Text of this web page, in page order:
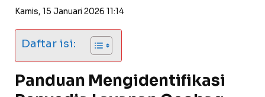
Kamis, 15 Januari 2026 11:14
Daftar isi:
Panduan Mengidentifikasi